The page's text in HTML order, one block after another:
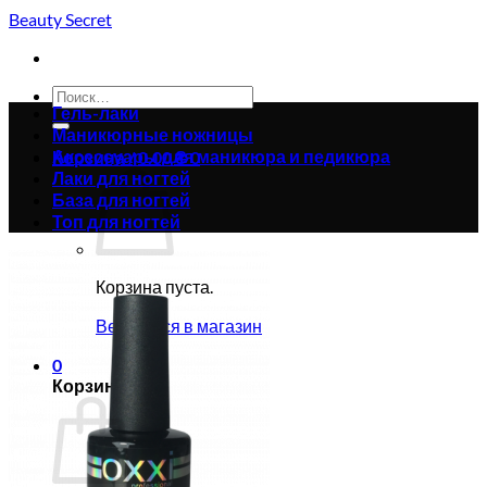
Skip
content
Beauty Secret
Искать:
Корзина /0.00₴0
Корзина пуста.
Вернуться в магазин
0
Корзина
Гель-лаки
Маникюрные ножницы
Аксессуары для маникюра и педикюра
Лаки для ногтей
База для ногтей
Топ для ногтей